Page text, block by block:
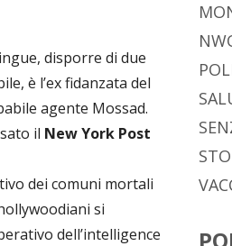
disporre di due
è l’ex fidanzata del
agente Mossad.
il New York Post
dei comuni mortali
si
dell’intelligence